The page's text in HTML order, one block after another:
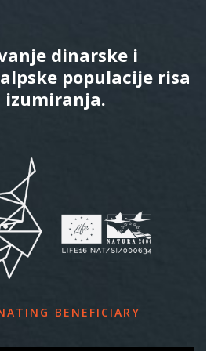
dinarske i
populacije risa
izumiranja.
BENEFICIARY